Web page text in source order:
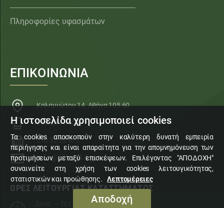
Πληροφορίες υφασμάτων
ΕΠΙΚΟΙΝΩΝΙΑ
Καλαμιώτου 14, Αθήνα 105 60
210 32 11 553
210 32 22 972
info@sillogi14.gr
ΩΡΕΣ ΛΕΙΤΟΥΡΓΙΑΣ ΚΑΤΑΣΤΗΜΑΤΟΣ
Δευτ. – Τετ. – Σάβ. 10:00 – 15:00
Η ιστοσελίδα χρησιμοποιεί cookies
Τα cookies αποσκοπούν στην καλύτερη δυνατή εμπειρία
περιήγησης και είναι απαραίτητα για την απομνημόνευση των
προτιμήσεων μεταξύ επισκέψεων. Επιλέγοντας "ΑΠΟΔΟΧΗ"
συναινείτε στη χρήση των cookies λειτουγικότητας,
στατιστικών και προώθησης.
Λεπτομέρειες
Αποδοχή